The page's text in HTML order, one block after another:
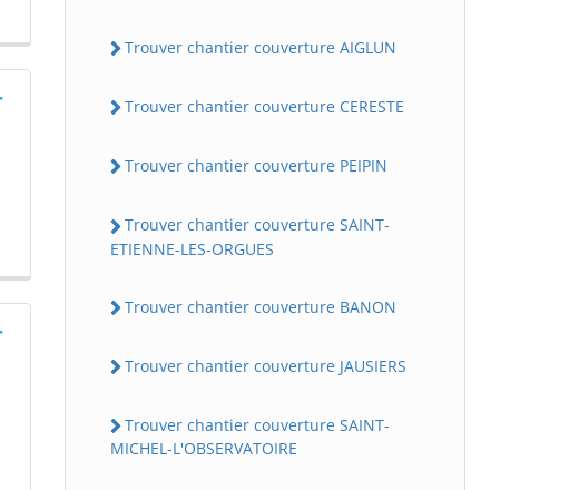
Trouver chantier couverture AIGLUN
Trouver chantier couverture CERESTE
Trouver chantier couverture PEIPIN
Trouver chantier couverture SAINT-
ETIENNE-LES-ORGUES
Trouver chantier couverture BANON
Trouver chantier couverture JAUSIERS
Trouver chantier couverture SAINT-
MICHEL-L'OBSERVATOIRE